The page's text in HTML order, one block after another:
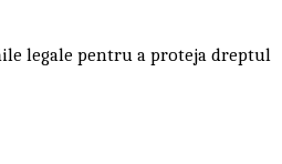
legale pentru a proteja dreptul